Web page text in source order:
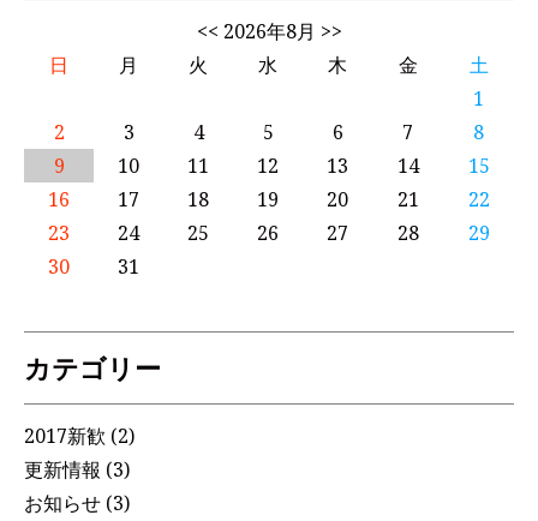
<< 2026年8月 >>
日
月 火 水 木 金
土
1
2
3 4 5 6 7
8
9
10 11 12 13 14
15
16
17 18 19 20 21
22
23
24 25 26 27 28
29
30
31
カテゴリー
2017新歓 (2)
更新情報 (3)
お知らせ (3)